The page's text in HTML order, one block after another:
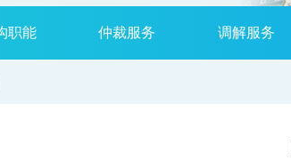
职能 仲裁服务 调解服务